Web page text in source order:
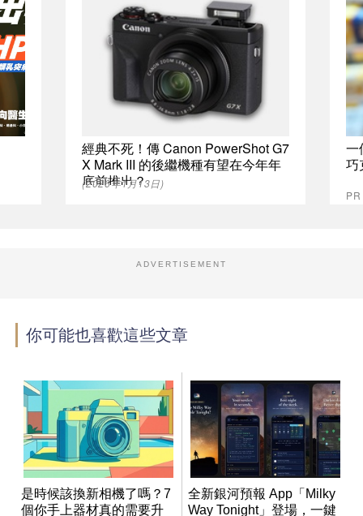
經典不死！傳 Canon PowerShot G7
X Mark III 的後繼機種有望在今年年
底前推出？
(2026年1月13日)
一
巧
ADVERTISEMENT
你可能也喜歡這些文章
是時候該換新相機了嗎？7
個你手上器材真的需要升
全新銀河預報 App「Milky
Way Tonight」登場，一鍵